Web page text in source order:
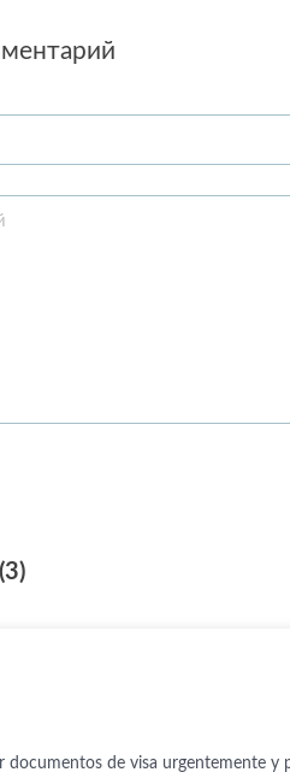
documentos de visa urgentemente y